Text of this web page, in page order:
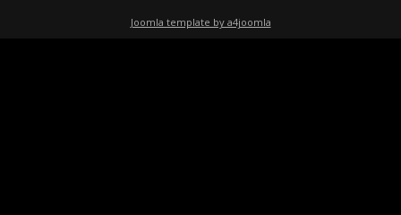
Joomla template by a4joomla